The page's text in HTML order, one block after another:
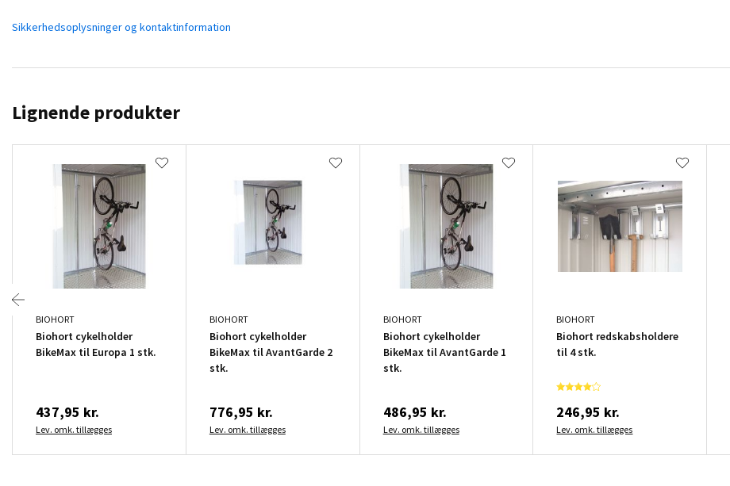
Sikkerhedsoplysninger og kontaktinformation
Lignende produkter
BIOHORT
Biohort cykelholder
BikeMax til Europa 1 stk.
437,95 kr.
Lev. omk. tillægges
BIOHORT
Biohort cykelholder
BikeMax til AvantGarde 2
stk.
776,95 kr.
Lev. omk. tillægges
BIOHORT
Biohort cykelholder
BikeMax til AvantGarde 1
stk.
486,95 kr.
Lev. omk. tillægges
BIOHORT
Biohort redskabsholdere
til 4 stk.
246,95 kr.
Lev. omk. tillægges